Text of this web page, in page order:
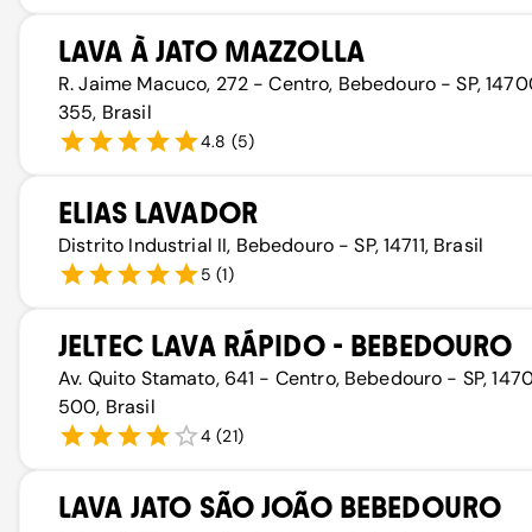
LAVA À JATO MAZZOLLA
R. Jaime Macuco, 272 - Centro, Bebedouro - SP,
355, Brasil
4.8 (5)
ELIAS LAVADOR
Distrito Industrial II, Bebedouro - SP, 14711, Brasil
5 (1)
JELTEC LAVA RÁPIDO - BEBEDOURO
Av. Quito Stamato, 641 - Centro, Bebedouro - SP,
500, Brasil
4 (21)
LAVA JATO SÃO JOÃO BEBEDOURO